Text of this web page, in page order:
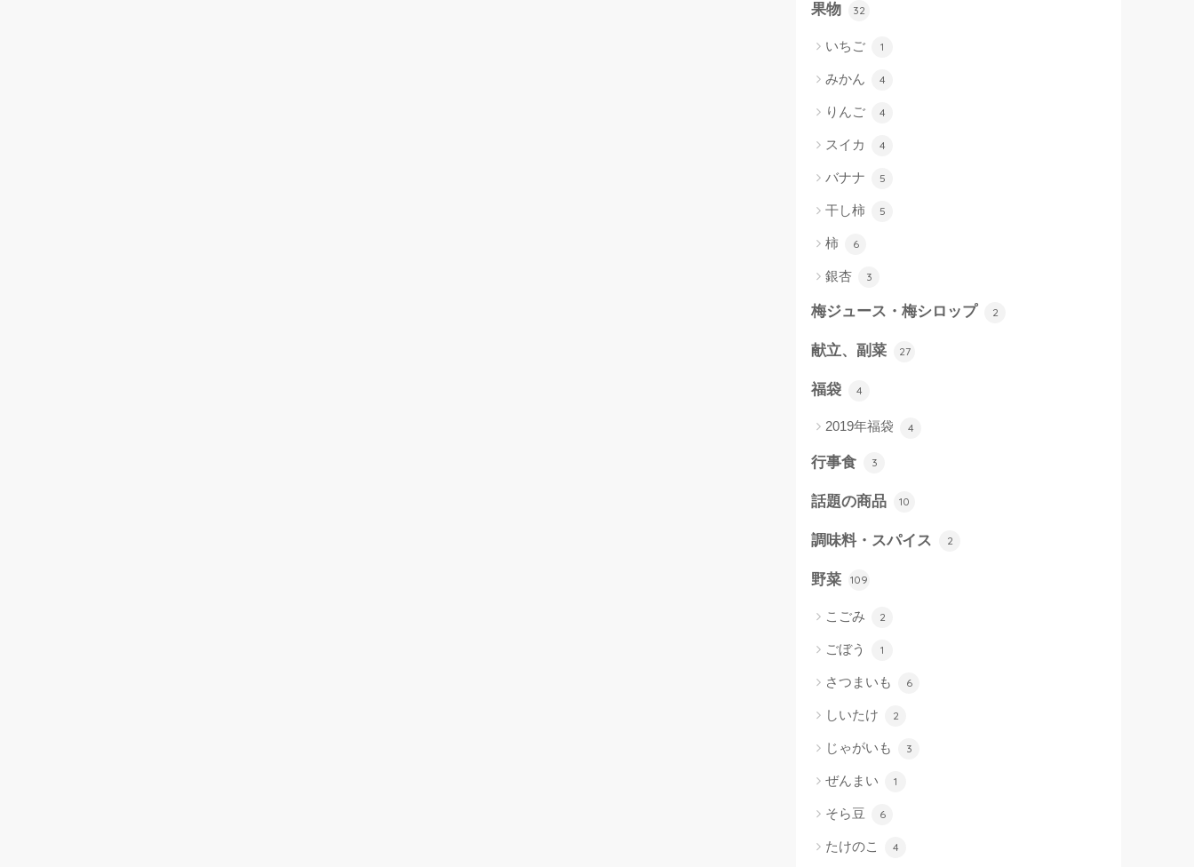
果物 32
いちご 1
みかん 4
りんご 4
スイカ 4
バナナ 5
干し柿 5
柿 6
銀杏 3
梅ジュース・梅シロップ 2
献立、副菜 27
福袋 4
2019年福袋 4
行事食 3
話題の商品 10
調味料・スパイス 2
野菜 109
こごみ 2
ごぼう 1
さつまいも 6
しいたけ 2
じゃがいも 3
ぜんまい 1
そら豆 6
たけのこ 4